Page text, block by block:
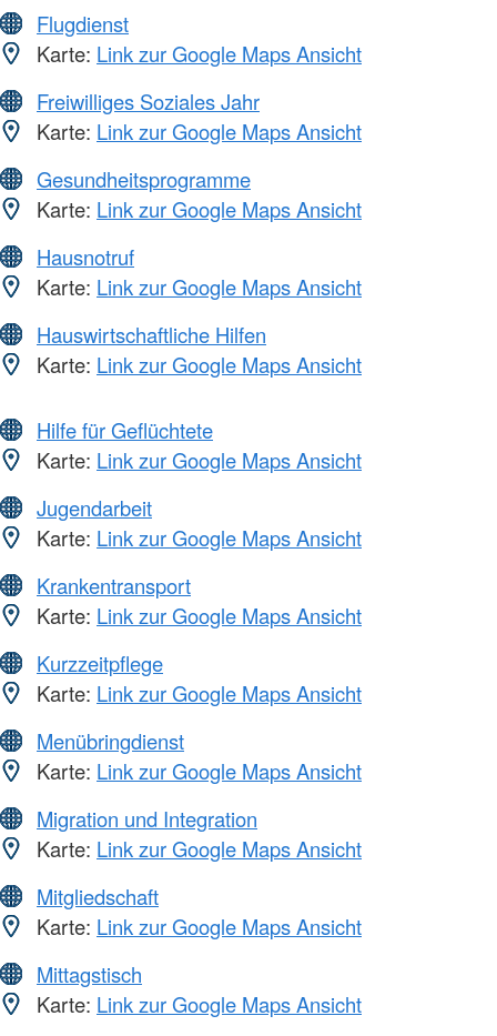
Flugdienst
Karte: Link zur Google Maps Ansicht
Freiwilliges Soziales Jahr
Karte: Link zur Google Maps Ansicht
Gesundheitsprogramme
Karte: Link zur Google Maps Ansicht
Hausnotruf
Karte: Link zur Google Maps Ansicht
Hauswirtschaftliche Hilfen
Karte: Link zur Google Maps Ansicht
Hilfe für Geflüchtete
Karte: Link zur Google Maps Ansicht
Jugendarbeit
Karte: Link zur Google Maps Ansicht
Krankentransport
Karte: Link zur Google Maps Ansicht
Kurzzeitpflege
Karte: Link zur Google Maps Ansicht
Menübringdienst
Karte: Link zur Google Maps Ansicht
Migration und Integration
Karte: Link zur Google Maps Ansicht
Mitgliedschaft
Karte: Link zur Google Maps Ansicht
Mittagstisch
Karte: Link zur Google Maps Ansicht